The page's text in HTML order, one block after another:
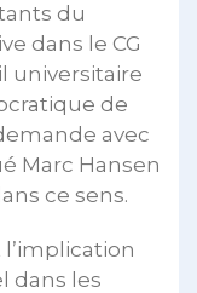
du
dans le CG
universitaire
de
avec
Marc Hansen
ce sens.
dans les